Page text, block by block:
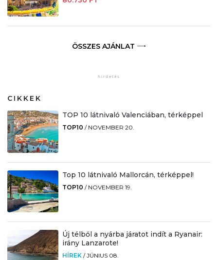
ÖSSZES AJÁNLAT
CIKKEK
TOP 10 látnivaló Valenciában, térképpel
TOP10 / NOVEMBER 20.
Top 10 látnivaló Mallorcán, térképpel!
TOP10 / NOVEMBER 19.
Új télből a nyárba járatot indít a Ryanair:
irány Lanzarote!
HÍREK /JÚNIUS 08.